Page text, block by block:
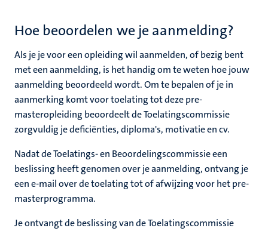
Hoe beoordelen we je aanmelding?
Als je je voor een opleiding wil aanmelden, of bezig bent
met een aanmelding, is het handig om te weten hoe jouw
aanmelding beoordeeld wordt. Om te bepalen of je in
aanmerking komt voor toelating tot deze pre-
masteropleiding beoordeelt de Toelatingscommissie
zorgvuldig je deficiënties, diploma's, motivatie en cv.
Nadat de Toelatings- en Beoordelingscommissie een
beslissing heeft genomen over je aanmelding, ontvang je
een e-mail over de toelating tot of afwijzing voor het pre-
masterprogramma.
Je ontvangt de beslissing van de Toelatingscommissie